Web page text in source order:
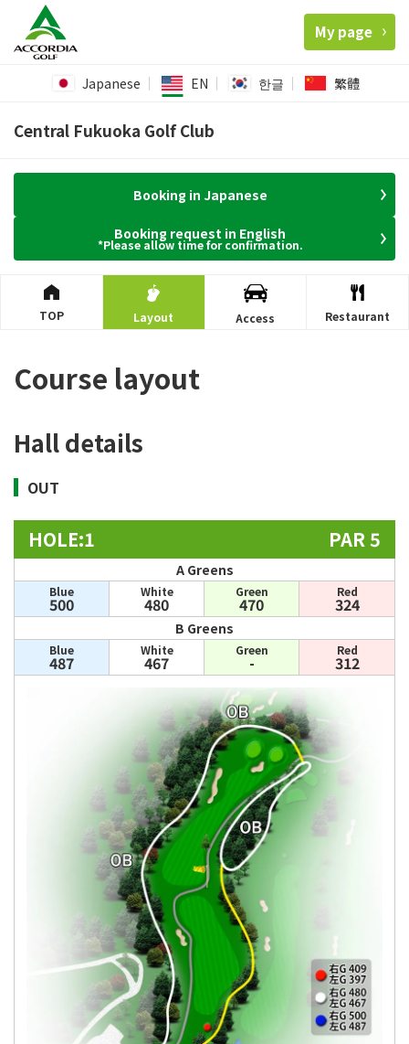
My page
Japanese EN 한글 繁體
Central Fukuoka Golf Club
Booking in Japanese
Booking request in English
*Please allow time for confirmation.
TOP Layout Access Restaurant
Course layout
Hall details
OUT
HOLE:1 PAR 5
A Greens
Blue
500
White
480
Green
470
Red
324
B Greens
Blue
487
White
467
Green
-
Red
312